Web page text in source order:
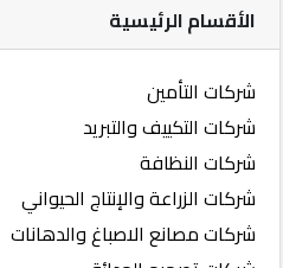
الأقسام الرئيسية
شركات التأمين
شركات التكييف والتبريد
شركات النظافة
شركات الزراعة والإنتاج الحيواني
شركات مصانع الاصباغ والدهانات